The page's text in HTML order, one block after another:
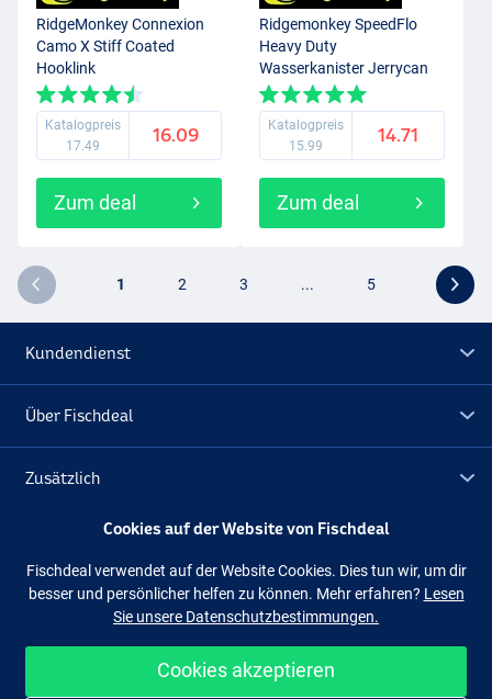
RidgeMonkey Connexion
Camo X Stiff Coated
Hooklink
Katalogpreis
17.49
16.09
Zum deal
Ridgemonkey SpeedFlo
Heavy Duty
Wasserkanister Jerrycan
Katalogpreis
15.99
14.71
Zum deal
1 2 3 ... 5
Kundendienst
Über Fischdeal
Zusätzlich
Lagerräumung
Facebook
Einfach und sicher shoppen
Cookies auf der Website von Fischdeal
Fischdeal verwendet auf der Website Cookies. Dies tun wir, um dir
besser und persönlicher helfen zu können. Mehr erfahren? Lesen
Sie unsere Datenschutzbestimmungen.
Cookies akzeptieren